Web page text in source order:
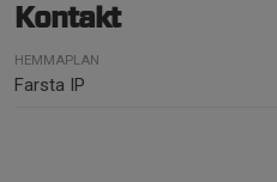
Kontakt
HEMMAPLAN
Farsta IP